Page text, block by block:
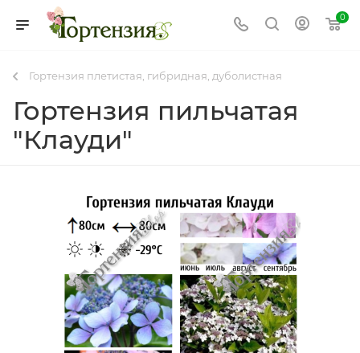
0
Гортензия плетистая, гибридная, дуболистная
Гортензия пильчатая
"Клауди"